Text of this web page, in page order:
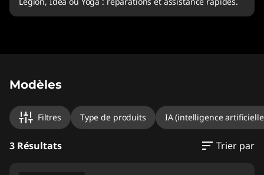
Modèles
Filtres Type de produits IA (intelligence
3 Résultats Trier par